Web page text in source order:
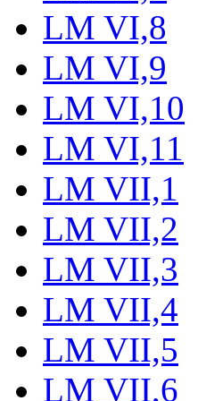
LM VI,8
LM VI,9
LM VI,10
LM VI,11
LM VII,1
LM VII,2
LM VII,3
LM VII,4
LM VII,5
LM VII,6